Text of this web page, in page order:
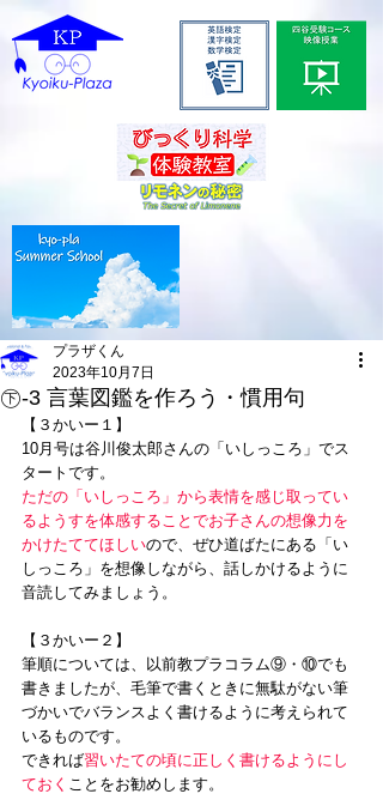
㊦-3 言葉図鑑を作ろう・慣用句
プラザくん
2023年10月7日
【３かいー１】
10月号は谷川俊太郎さんの「いしっころ」でス
タートです。
ただの「いしっころ」から表情を感じ取ってい
るようすを体感することでお子さんの想像力を
かけたててほしいので、ぜひ道ばたにある「い
しっころ」を想像しながら、話しかけるように
音読してみましょう。
【３かいー２】
筆順については、以前教プラコラム⑨・⑩でも
書きましたが、毛筆で書くときに無駄がない筆
づかいでバランスよく書けるように考えられて
いるものです。
できれば習いたての頃に正しく書けるようにし
ておく ことをお勧めします。